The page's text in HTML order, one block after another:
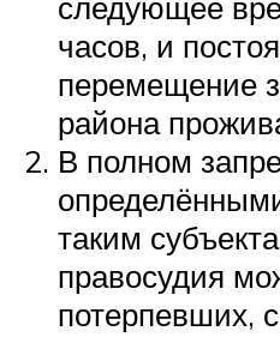
часов, и
перемещение
района
В полном
таким
правосудия
потерпевших,